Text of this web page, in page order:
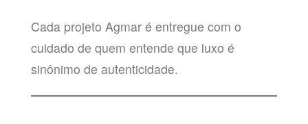
Cada projeto Agmar é entregue com o
cuidado de quem entende que luxo é
sinônimo de autenticidade.